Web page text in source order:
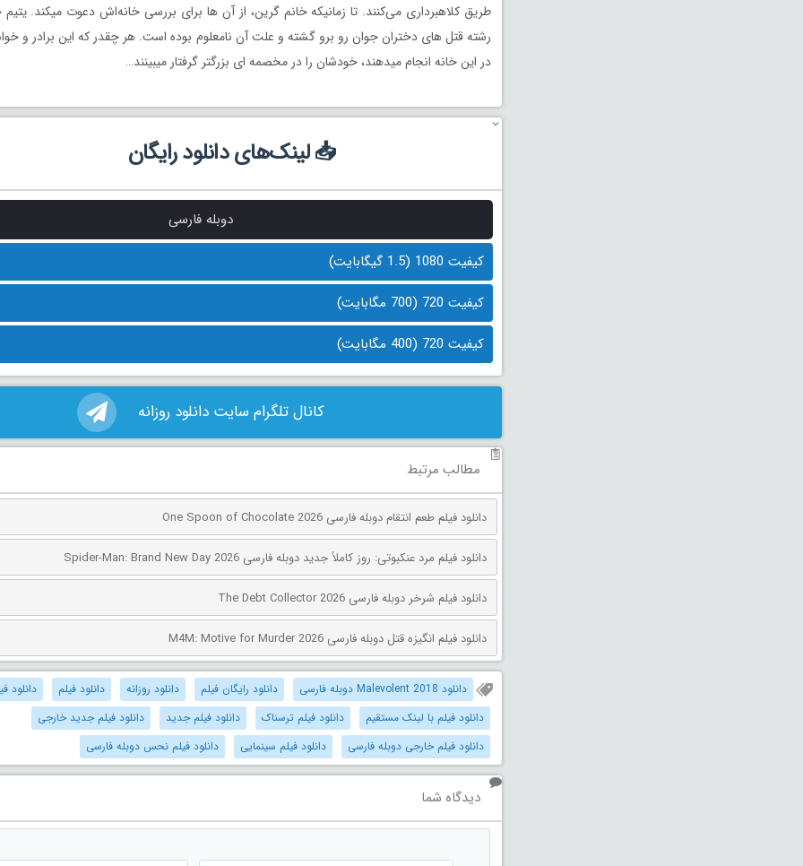
طریق کلاهبرداری می‌کنند. تا زمانیکه خانم گرین، از آن ها برای بررسی خانه‌اش دعوت میکند. یتیم
رشته قتل های دختران جوان رو برو گشته و علت آن نامعلوم بوده است. هر چقدر که این برادر و
در این خانه انجام میدهند، خودشان را در مخصمه ای بزرگتر گرفتار میبینند…
📥 لینک‌های دانلود رایگان
دوبله فارسی
کیفیت 1080 (1.5 گیگابایت)
کیفیت 720 (700 مگابایت)
کیفیت 720 (400 مگابایت)
کانال تلگرام سایت دانلود روزانه
مطالب مرتبط
دانلود فیلم طعم انتقام دوبله فارسی One Spoon of Chocolate 2026
دانلود فیلم مرد عنکبوتی: روز کاملاً جدید دوبله فارسی Spider-Man: Brand New Day 2026
دانلود فیلم شرخر دوبله فارسی The Debt Collector 2026
دانلود فیلم انگیزه قتل دوبله فارسی M4M: Motive for Murder 2026
دانلود Malevolent 2018 دوبله فارسی دانلود رایگان فیلم دانلود روزانه دانلود فیلم
دانلود
دانلود فیلم با لینک مستقیم
دانلود فیلم ترسناک دانلود فیلم جدید
دانلود فیلم جدید خارجی
دانلود فیلم خارجی دوبله فارسی
دانلود فیلم سینمایی دانلود فیلم نحس دوبله فارسی
دیدگاه شما